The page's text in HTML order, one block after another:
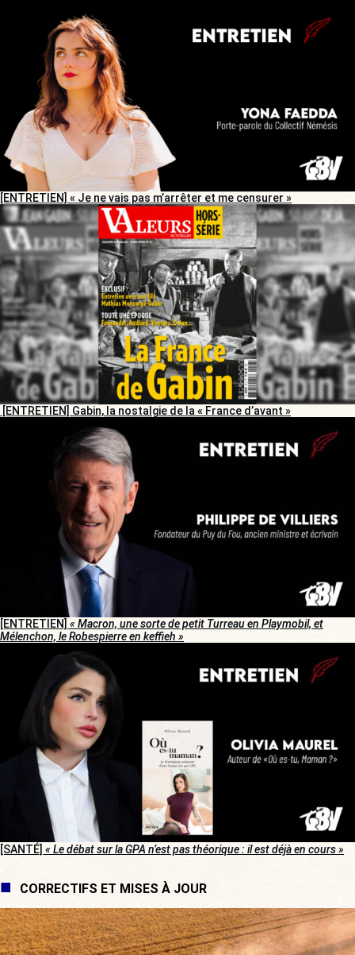
[ENTRETIEN] « Je ne vais pas m’arrêter et me censurer »
[ENTRETIEN] Gabin, la nostalgie de la « France d’avant »
[ENTRETIEN] « Macron, une sorte de petit Turreau en Playmobil, et
Mélenchon, le Robespierre en keffieh »
[SANTÉ] « Le débat sur la GPA n’est pas théorique : il est déjà en cours »
CORRECTIFS ET MISES À JOUR